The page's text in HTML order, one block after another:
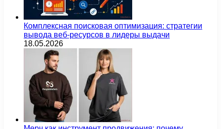
Комплексная поисковая оптимизация: стратегии
вывода веб-ресурсов в лидеры выдачи
18.05.2026